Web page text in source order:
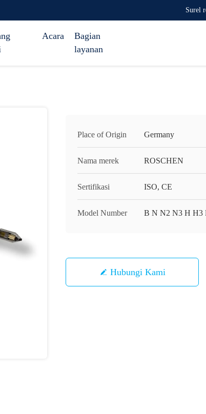
Surel
Acara
Bagian
layanan
Place of Origin Germany
Nama merek ROSCHEN
Sertifikasi ISO, CE
Model Number B N N2 N3 H H3
Hubungi Kami